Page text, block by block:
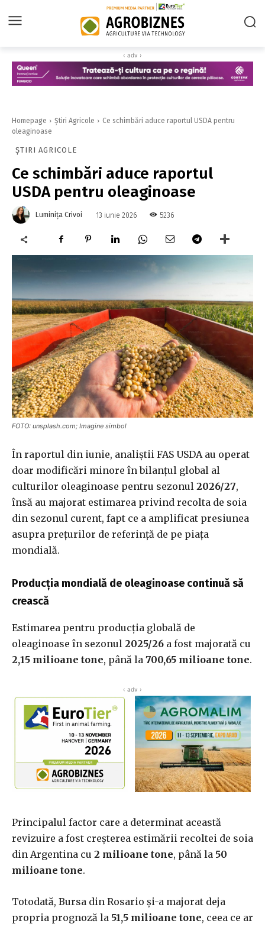
‹ adv ›
Homepage Știri Agricole
Ce schimbări aduce raportul USDA pentru
oleaginoase
ȘTIRI AGRICOLE
Ce schimbări aduce raportul
USDA pentru oleaginoase
Luminița Crivoi 13 iunie 2026 5236
FOTO: unsplash.com; Imagine simbol
În raportul din iunie, analiștii FAS USDA au operat
doar modificări minore în bilanțul global al
culturilor oleaginoase pentru sezonul 2026/27,
însă au majorat estimarea privind recolta de soia
din sezonul curent, fapt ce a amplificat presiunea
asupra prețurilor de referință de pe piața
mondială.
Producția mondială de oleaginoase continuă să
crească
Estimarea pentru producția globală de
oleaginoase în sezonul 2025/26 a fost majorată cu
2,15 milioane tone, până la 700,65 milioane tone.
‹ adv ›
Principalul factor care a determinat această
revizuire a fost creșterea estimării recoltei de soia
din Argentina cu 2 milioane tone, până la 50
milioane tone.
Totodată, Bursa din Rosario și-a majorat deja
propria prognoză la 51,5 milioane tone, ceea ce ar